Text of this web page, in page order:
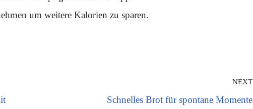
um weitere Kalorien zu sparen.
NEXT
Schnelles Brot für spontane Momente